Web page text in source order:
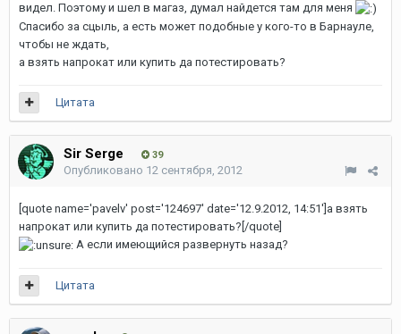
видел. Поэтому и шел в магаз, думал найдется там для меня
Спасибо за сцыль, а есть может подобные у кого-то в Барнауле,
чтобы не ждать,
а взять напрокат или купить да потестировать?
Цитата
Sir Serge 39
Опубликовано 12 сентября, 2012
[quote name='pavelv' post='124697' date='12.9.2012, 14:51']а взять
напрокат или купить да потестировать?[/quote]
А если имеющийся развернуть назад?
Цитата